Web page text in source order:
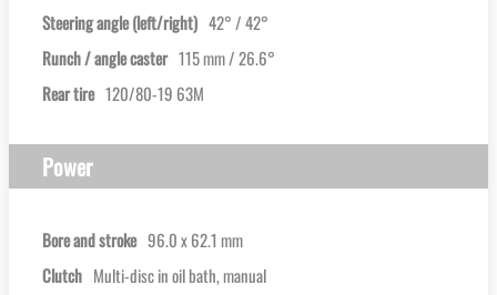
Steering angle (left/right) 42° / 42°
Runch / angle caster 115 mm / 26.6°
Rear tire 120/80-19 63M
Power
Bore and stroke 96.0 x 62.1 mm
Clutch Multi-disc in oil bath, manual